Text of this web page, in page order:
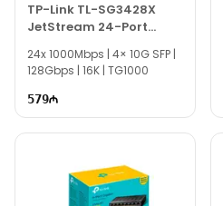
TP-Link TL-SG3428X
JetStream 24-Port
Gigabit L2+ Managed
Switch with 4 10GE SFP
24x 1000Mbps | 4× 10G SFP |
128Gbps | 16K | TG1000
579